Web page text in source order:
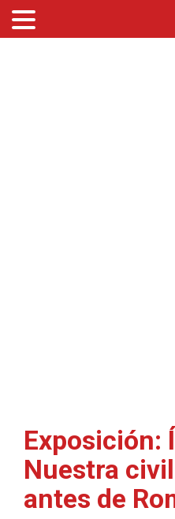
Exposición:
Nuestra
antes de